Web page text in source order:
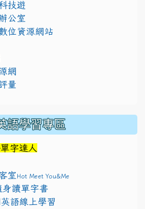
技遊
公室
位資源網站
網
量
語學習專區
字達人
室Hot Meet You&Me
讀單字書
語線上學習